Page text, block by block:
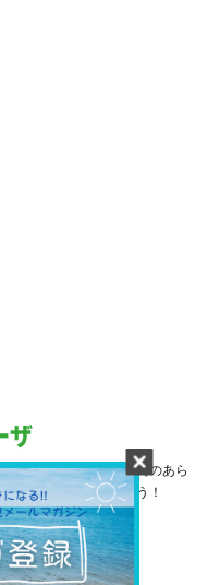
る情報サイトです。街のあら
速情報を探してみよう！